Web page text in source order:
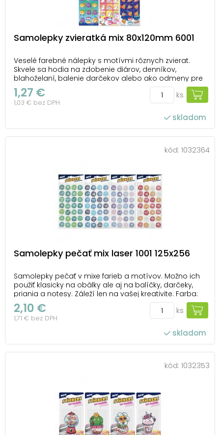
Samolepky zvieratká mix 80x120mm 6001
Veselé farebné nálepky s motívmi rôznych zvierat.
Skvele sa hodia na zdobenie diárov, denníkov,
blahoželaní, balenie darčekov alebo ako odmeny pre
deti. Deti ich môžu použiť do školských zošitov, na
obaly kníh alebo aj na vytvorenie vlastných obrázkov.
Veľkosť: 80 x 120 mm Motív: zajačiky, di...
1,27 €
1,03 € bez DPH
ks
skladom
kód: 1032364
Samolepky pečať mix laser 1001 125x256
Samolepky pečať v mixe farieb a motívov. Možno ich
použiť klasicky na obálky ale aj na balíčky, darčeky,
priania a notesy. Záleží len na vašej kreativite. Farba:
mix farieb Motív: mix motívov UPOZORNENIE: Nevhodné
pre deti do 3 rokov. Nebezpečenstvo udusenia. Malé
časti. Dodávame v mix...
2,10 €
1,71 € bez DPH
ks
skladom
kód: 1032353